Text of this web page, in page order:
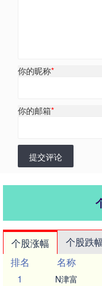
你的昵称*
你的邮箱*
提交评论
个股涨幅 个股跌
排名
名称
1
N津富